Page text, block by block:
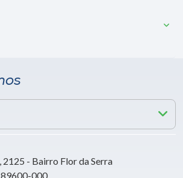
2125 - Bairro Flor da Serra
89600-000